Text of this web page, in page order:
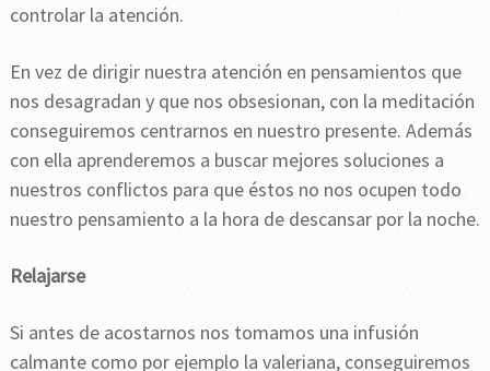
controlar la atención.
En vez de dirigir nuestra atención en pensamientos que
nos desagradan y que nos obsesionan, con la meditación
conseguiremos centrarnos en nuestro presente. Además
con ella aprenderemos a buscar mejores soluciones a
nuestros conflictos para que éstos no nos ocupen todo
nuestro pensamiento a la hora de descansar por la noche.
Relajarse
Si antes de acostarnos nos tomamos una infusión
calmante como por ejemplo la valeriana, conseguiremos